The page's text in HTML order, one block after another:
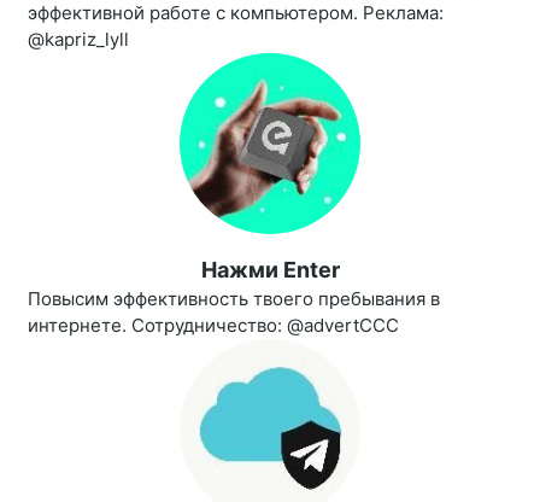
эффективной работе с компьютером. Реклама:
@kapriz_lyll
Нажми Enter
Повысим эффективность твоего пребывания в
интернете. Сотрудничество: @advertCCC